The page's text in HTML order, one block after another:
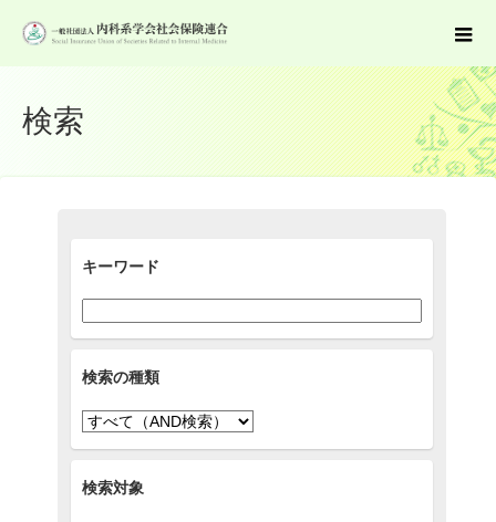
検索
キーワード
検索の種類
検索対象